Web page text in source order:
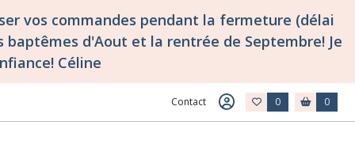
vos commandes pendant la fermeture (délai
d'Aout et la rentrée de Septembre! Je
Céline
Contact 0 0